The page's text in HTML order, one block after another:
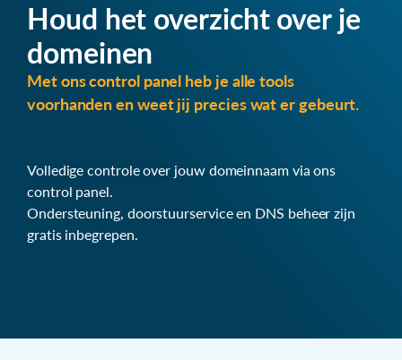
Houd het overzicht over je
domeinen
Met ons control panel heb je alle tools
voorhanden en weet jij precies wat er gebeurt.
Volledige controle over jouw domeinnaam via ons
control panel.
Ondersteuning, doorstuurservice en DNS beheer zijn
gratis inbegrepen.